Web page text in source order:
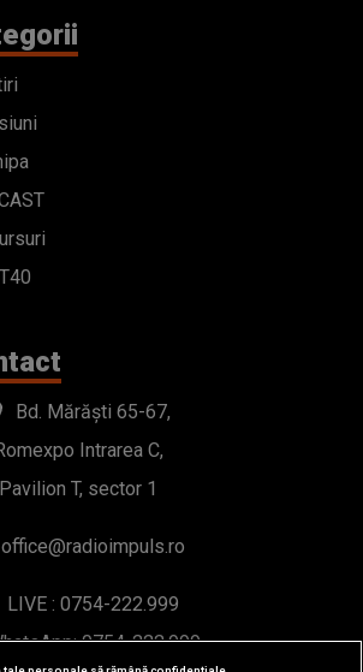
Bd. Mărăști 65-67,
Intrarea C,
Pavilion T, sector 1
office@radioimpuls.ro
LIVE : 0754-222.999
0754-222.999